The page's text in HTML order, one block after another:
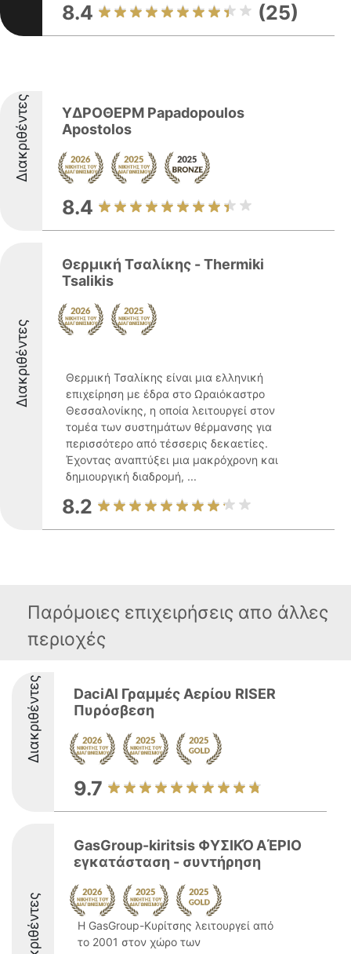
8.4 (25)
Διακριθέντες
ΥΔΡΟΘΕΡΜ Papadopoulos
Apostolos
8.4
Διακριθέντες
Θερμική Τσαλίκης - Thermiki
Tsalikis
Θερμική Τσαλίκης είναι μια ελληνική
επιχείρηση με έδρα στο Ωραιόκαστρο
Θεσσαλονίκης, η οποία λειτουργεί στον
τομέα των συστημάτων θέρμανσης για
περισσότερο από τέσσερις δεκαετίες.
Έχοντας αναπτύξει μια μακρόχρονη και
δημιουργική διαδρομή, ...
8.2
Παρόμοιες επιχειρήσεις απο άλλες
περιοχές
Διακριθέντες
DaciAl Γραμμές Αερίου RISER
Πυρόσβεση
9.7
Διακριθέντες
GasGroup-kiritsis ΦΥΣΙΚΌ ΑΈΡΙΟ
εγκατάσταση - συντήρηση
Η GasGroup-Κυρίτσης λειτουργεί από
το 2001 στον χώρο των